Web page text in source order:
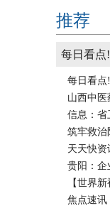
推荐
每日看点
每日看点
信息：省
筑牢救治
贵阳：企
焦点速讯